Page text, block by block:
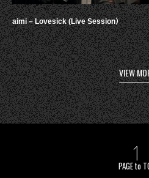
aimi – Lovesick (Live Session）
VIEW
PAGE to